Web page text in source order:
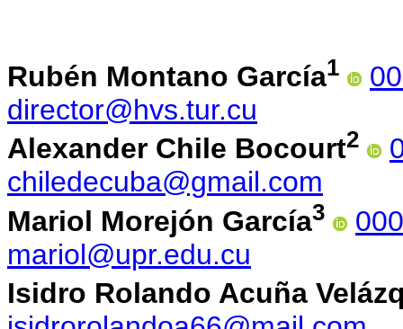
Rubén Montano García1
director@hvs.tur.cu
Alexander Chile Bocourt2
chiledecuba@gmail.com
Mariol Morejón García3
mariol@upr.edu.cu
Isidro Rolando Acuña